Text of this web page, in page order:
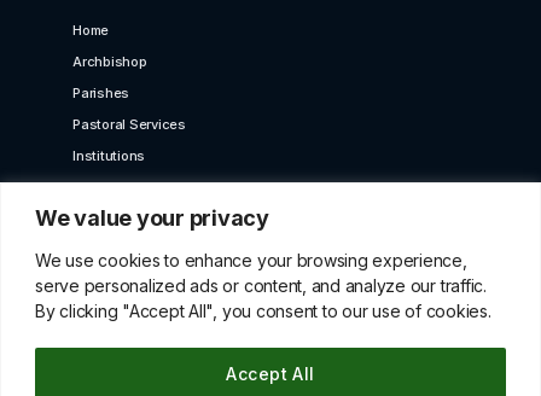
We value your privacy
We use cookies to enhance your browsing experience,
serve personalized ads or content, and analyze our traffic.
By clicking "Accept All", you consent to our use of cookies.
Accept All
Home
Archbishop
Parishes
Pastoral Services
Institutions
Bet Moroun
Contact us
GET IN TOUCH
10 Karaiskaki Str. 2012 Strovolos, Cyprus,P.O.Box
22249, 519 Nicosia
betmorounincyprus@gmail.com